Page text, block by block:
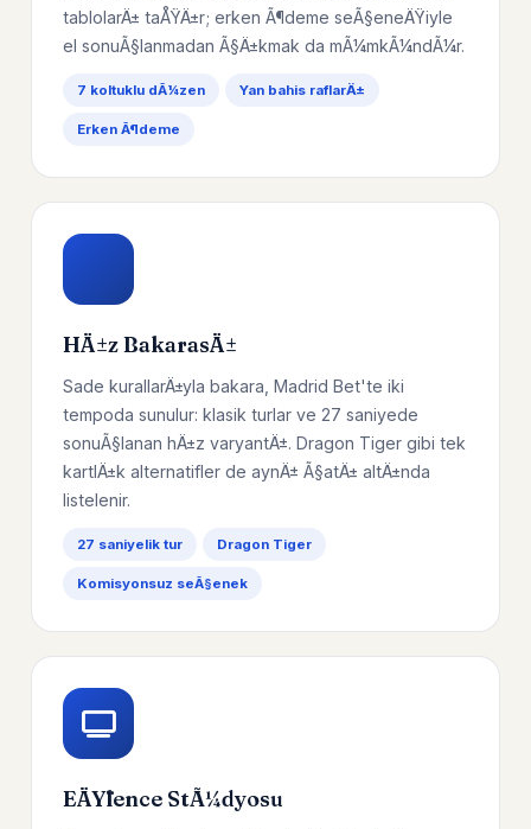
tablolarÄ± taÅŸÄ±r; erken Ã¶deme seÃ§eneÄŸiyle
el sonuÃ§lanmadan Ã§Ä±kmak da mÃ¼mkÃ¼ndÃ¼r.
7 koltuklu dÃ¼zen Yan bahis raflarÄ±
Erken Ã¶deme
HÄ±z BakarasÄ±
Sade kurallarÄ±yla bakara, Madrid Bet'te iki
tempoda sunulur: klasik turlar ve 27 saniyede
sonuÃ§lanan hÄ±z varyantÄ±. Dragon Tiger gibi tek
kartlÄ±k alternatifler de aynÄ± Ã§atÄ± altÄ±nda
listelenir.
27 saniyelik tur Dragon Tiger
Komisyonsuz seÃ§enek
EÄŸlence StÃ¼dyosu